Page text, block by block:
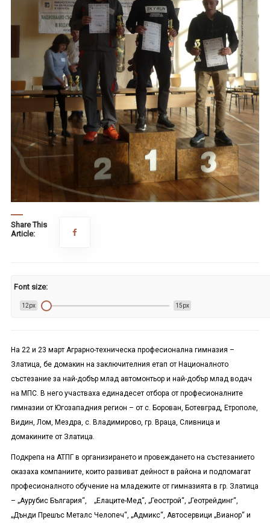
Share This
Article:
Font size:
12px 15px
На 22 и 23 март Аграрно-техническа професионална гимназия –
Златица, бе домакин на заключителния етап от Националното
състезание за най-добър млад автомонтьор и най-добър млад водач
на МПС. В него участваха единадесет отбора от професионалните
гимназии от Югозападния регион – от с. Борован, Ботевград, Етрополе,
Видин, Лом, Мездра, с. Владимирово, гр. Враца, Сливница и
домакините от Златица.
Подкрепа на АТПГ в организирането и провеждането на състезанието
оказаха компаниите, които развиват дейност в района и подпомагат
професионалното обучение на младежите от гимназията в гр. Златица
– „Аурубис България“, „Елаците-Мед“, „Геострой“, „Геотрейдинг“,
„Дънди Прешъс Металс Челопеч“, „Адмикс“, Автосервици „Вианор“ и